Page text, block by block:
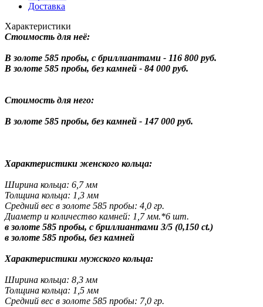
Доставка
Характеристики
Стоимость для неё:
В золоте 585 пробы, с бриллиантами - 116 800 руб.
В золоте 585 пробы, без камней - 84 000 руб.
Стоимость для него:
В золоте 585 пробы, без камней - 147 000 руб.
Характеристики женского кольца:
Ширина кольца: 6,7 мм
Толщина кольца: 1,3 мм
Средний вес в золоте 585 пробы: 4,0 гр.
Диаметр и количество камней: 1,7 мм.*6 шт.
в золоте 585 пробы, с бриллиантами 3/5 (0,150 ct.)
в золоте 585 пробы, без камней
Характеристики мужского кольца:
Ширина кольца: 8,3 мм
Толщина кольца: 1,5 мм
Средний вес в золоте 585 пробы: 7,0 гр.